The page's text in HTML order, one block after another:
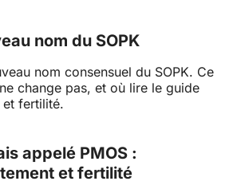
nom du SOPK
nom consensuel du SOPK. Ce
change pas, et où lire le guide
fertilité.
appelé PMOS :
et fertilité